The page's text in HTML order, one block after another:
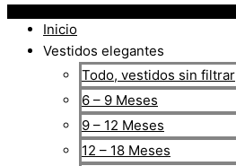
Inicio
Vestidos elegantes
Todo, vestidos sin filtrar
6 – 9 Meses
9 – 12 Meses
12 – 18 Meses